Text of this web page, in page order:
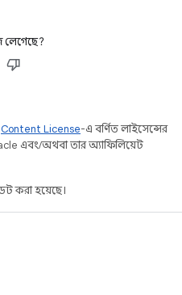
লেগেছে?
Content License-এ বর্ণিত লাইসেন্সের
এবং/অথবা তার অ্যাফিলিয়েট
করা হয়েছে।